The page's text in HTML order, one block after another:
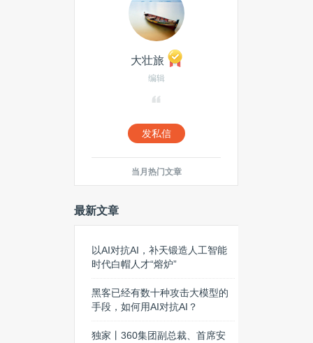
大壮旅
编辑
发私信
当月热门文章
最新文章
以AI对抗AI，补天锻造人工智能
时代白帽人才“熔炉”
黑客已经有数十种攻击大模型的
手段，如何用AI对抗AI？
独家丨360集团副总裁、首席安